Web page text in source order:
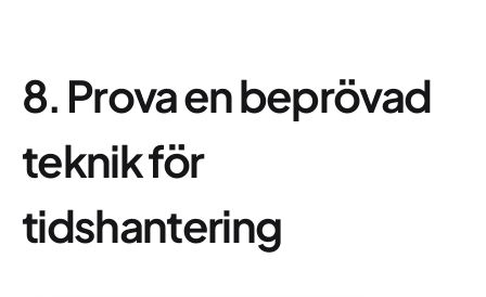
8. Prova en beprövad
teknik för
tidshantering